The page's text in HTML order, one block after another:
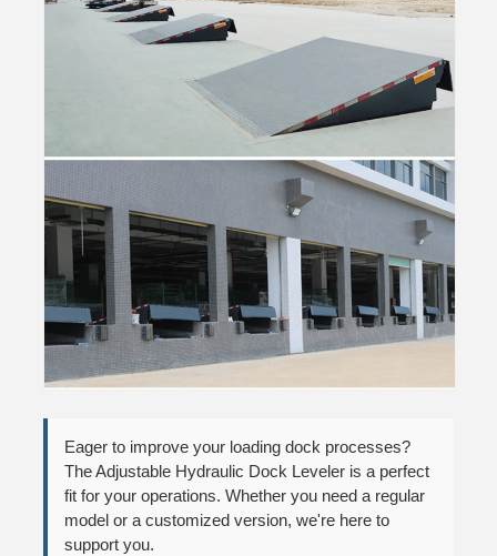
Eager to improve your loading dock processes?
The Adjustable Hydraulic Dock Leveler is a perfect
fit for your operations. Whether you need a regular
model or a customized version, we're here to
support you.